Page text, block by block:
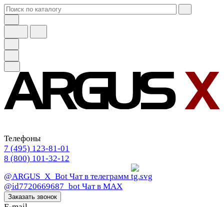
Телефоны
7 (495) 123-81-01
8 (800) 101-32-12
@ARGUS_X_Bot Чат в телеграмм
@id7720669687_bot Чат в МАХ
Заказать звонок